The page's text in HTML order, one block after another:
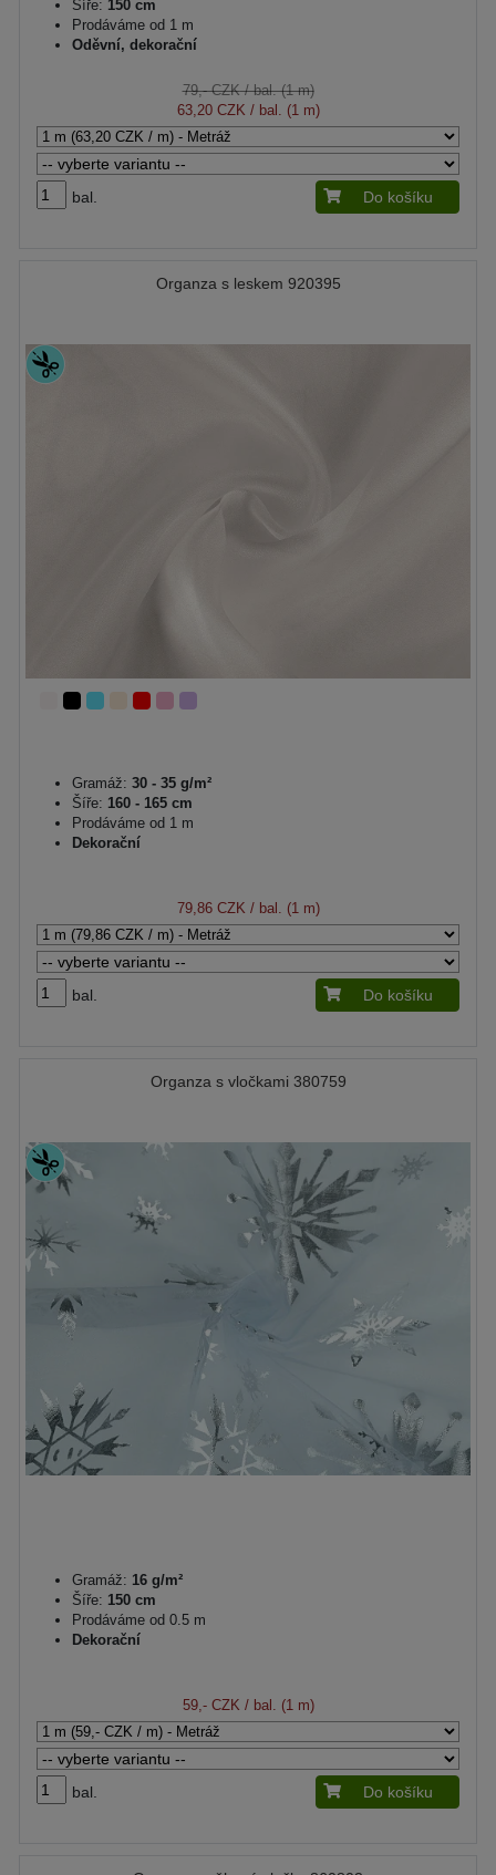
Šíře: 150 cm
Prodáváme od 1 m
Oděvní, dekorační
79,- CZK/ bal. (1 m)
63,20 CZK / bal. (1 m)
bal. Do košíku
Organza s leskem 920395
Gramáž: 30 - 35 g/m²
Šíře: 160 - 165 cm
Prodáváme od 1 m
Dekorační
79,86 CZK / bal. (1 m)
bal. Do košíku
Organza s vločkami 380759
Gramáž: 16 g/m²
Šíře: 150 cm
Prodáváme od 0.5 m
Dekorační
59,- CZK / bal. (1 m)
bal. Do košíku